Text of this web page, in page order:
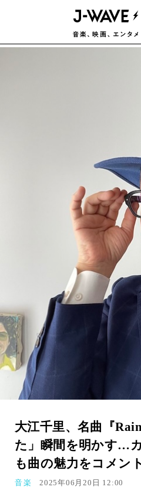
大江千里、名曲『
た」瞬間を明かす…
も曲の魅力をコメント
音楽 2025年06月20日 12:00